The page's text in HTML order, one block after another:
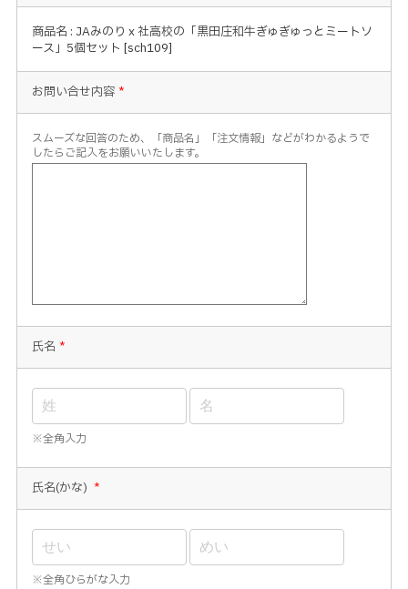
商品名 : JAみのり x 社高校の「黒田庄和牛ぎゅぎゅっとミートソ
ース」5個セット [sch109]
お問い合せ内容 *
スムーズな回答のため、「商品名」「注文情報」などがわかるようで
したらご記入をお願いいたします。
氏名 *
※全角入力
氏名(かな) *
※全角ひらがな入力